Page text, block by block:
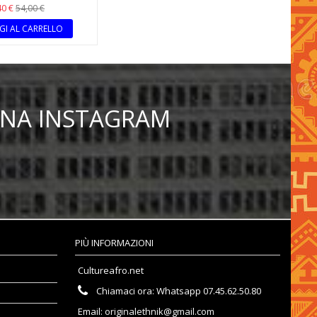
€54,00 €
AL CARRELLO
INSTAGRAM
PIÙ INFORMAZIONI
Cultureafro.net
Chiamaci ora: Whatsapp 07.45.62.50.80
Email: originalethnik@gmail.com